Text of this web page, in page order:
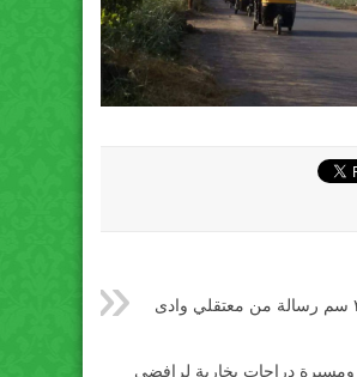
حكاية الـ ٣٦ سم رسالة من معتقلي وادى
دراجات بخارية لرافضى